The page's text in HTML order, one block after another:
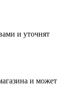
и уточнят
и может